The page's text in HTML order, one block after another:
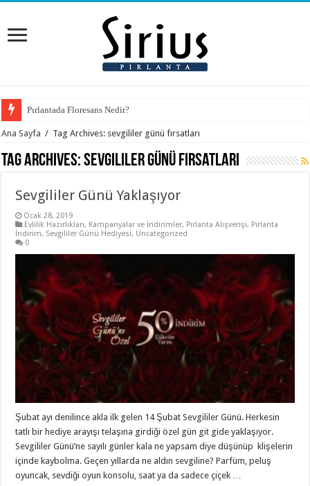
Pırlantada Floresans Nedir?
Ana Sayfa / Tag Archives: sevgililer günü fırsatları
Tag Archives:sevgililer günü fırsatları
Sevgililer Günü Yaklaşıyor
Ocak 28, 2019
Evlilik Hazırlıkları, Kampanyalar ve İndirimler, Pırlanta Alışverişi, Pırlanta
İndirim, Sevgililer Günü Hediyesi, Uncategorized
0
Şubat ayı denilince akla ilk gelen 14 Şubat Sevgililer Günü. Herkesin
tatlı bir hediye arayışı telaşına girdiği özel gün git gide yaklaşıyor.
Sevgililer Günü’ne sayılı günler kala ne yapsam diye düşünüp klişelerin
içinde kaybolma. Geçen yıllarda ne aldın sevgiline? Parfüm, peluş
oyuncak, sevdiği oyun konsolu, saat ya da sadece çiçek …